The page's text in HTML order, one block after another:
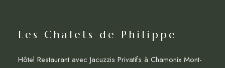
Les Chalets de Philippe
Hôtel Restaurant avec Jacuzzis Privatifs à Chamonix Mont-